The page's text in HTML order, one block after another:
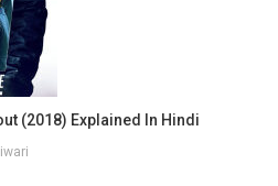
(2018) Explained In Hindi